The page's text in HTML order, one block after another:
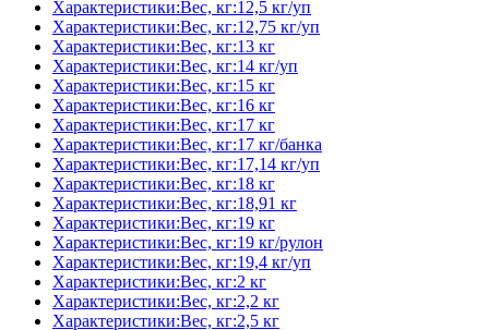
Характеристики:Вес, кг:12,5 кг/уп
Характеристики:Вес, кг:12,75 кг/уп
Характеристики:Вес, кг:13 кг
Характеристики:Вес, кг:14 кг/уп
Характеристики:Вес, кг:15 кг
Характеристики:Вес, кг:16 кг
Характеристики:Вес, кг:17 кг
Характеристики:Вес, кг:17 кг/банка
Характеристики:Вес, кг:17,14 кг/уп
Характеристики:Вес, кг:18 кг
Характеристики:Вес, кг:18,91 кг
Характеристики:Вес, кг:19 кг
Характеристики:Вес, кг:19 кг/рулон
Характеристики:Вес, кг:19,4 кг/уп
Характеристики:Вес, кг:2 кг
Характеристики:Вес, кг:2,2 кг
Характеристики:Вес, кг:2,5 кг